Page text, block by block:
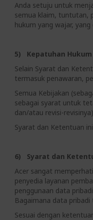
Anda setuju untuk
semua klaim, tuntutan,
hukum yang wajar,
5) Kepatuhan Hukum
Selain Syarat dan
termasuk penawaran,
Semua Kebijakan
sebagai syarat untuk
dan/atau revisi-
Syarat dan Ketentuan
6) Syarat dan
Acer sangat
penyedia layanan
penggunaan data
Bagaimana data
Sesuai dengan